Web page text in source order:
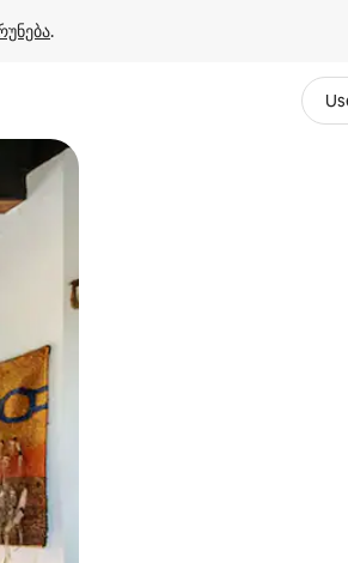
.
თუ თითის გასმის ჟესტები.